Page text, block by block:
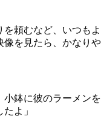
頼むなど、いつもよ
像を見たら、かなりや
鉢に彼のラーメンを
よ」